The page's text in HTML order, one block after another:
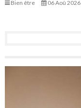
Bien être 06 Aoû 2026